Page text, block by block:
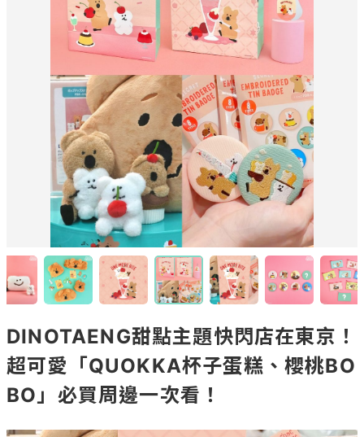
DINOTAENG甜點主題快閃店在東京！
超可愛「QUOKKA杯子蛋糕、櫻桃BO
BO」必買周邊一次看！